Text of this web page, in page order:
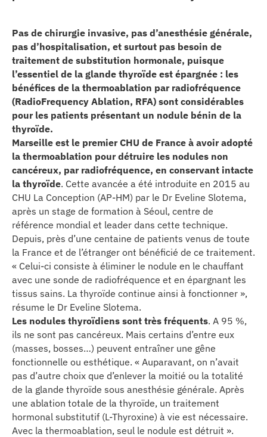
CONNECTÉ
l’éditeur
un CHU
Pas de chirurgie invasive, pas d’anesthésie générale,
pas d’hospitalisation, et surtout pas besoin de
traitement de substitution hormonale, puisque
l’essentiel de la glande thyroïde est épargnée : les
bénéfices de la thermoablation par radiofréquence
(RadioFrequency Ablation, RFA) sont considérables
pour les patients présentant un nodule bénin de la
thyroïde.
Marseille est le premier CHU de France à avoir adopté
la thermoablation pour détruire les nodules non
cancéreux, par radiofréquence, en conservant intacte
la thyroïde. Cette avancée a été introduite en 2015 au
CHU La Conception (AP-HM) par le Dr Eveline Slotema,
après un stage de formation à Séoul, centre de
référence mondial et leader dans cette technique.
Depuis, près d’une centaine de patients venus de toute
la France et de l’étranger ont bénéficié de ce traitement.
« Celui-ci consiste à éliminer le nodule en le chauffant
avec une sonde de radiofréquence et en épargnant les
tissus sains. La thyroïde continue ainsi à fonctionner »,
résume le Dr Eveline Slotema.
Les nodules thyroïdiens sont très fréquents. A 95 %,
ils ne sont pas cancéreux. Mais certains d’entre eux
(masses, bosses…) peuvent entraîner une gêne
fonctionnelle ou esthétique. « Auparavant, on n’avait
pas d’autre choix que d’enlever la moitié ou la totalité
de la glande thyroïde sous anesthésie générale. Après
une ablation totale de la thyroïde, un traitement
hormonal substitutif (L-Thyroxine) à vie est nécessaire.
Avec la thermoablation, seul le nodule est détruit ».